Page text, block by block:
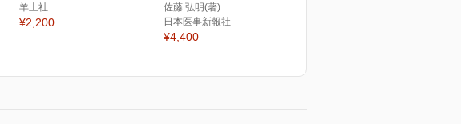
羊土社
¥2,200
佐藤 弘明(著)
日本医事新報社
¥4,400